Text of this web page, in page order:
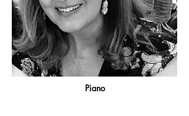
Piano